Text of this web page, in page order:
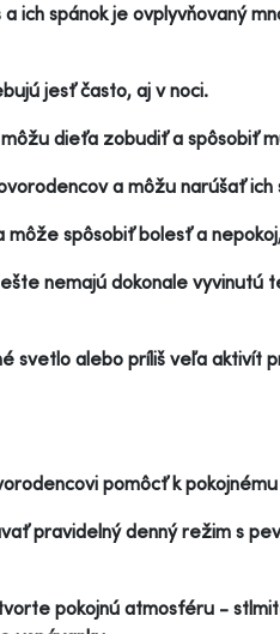
ich spánok je ovplyvňovaný
jesť často, aj v noci.
dieťa zobudiť a spôsobiť
a môžu narúšať ich
spôsobiť bolesť a
nemajú dokonale vyvinutú
svetlo alebo príliš veľa aktivít
pomôcť k
pravidelný denný režim s
pokojnú atmosféru -